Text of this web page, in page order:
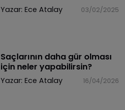
Yazar: Ece Atalay 03/02/2025
Saçlarının daha gür olması
için neler yapabilirsin?
Yazar: Ece Atalay 16/04/2026